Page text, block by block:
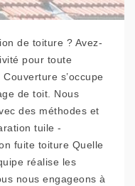
de toiture ? Avez-
pour toute
s’occupe
de toit. Nous
des méthodes et
tuile -
fuite toiture Quelle
réalise les
nous engageons à